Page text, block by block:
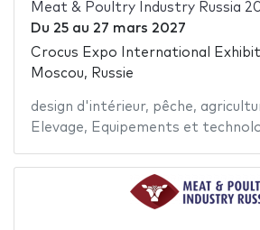
Meat & Poultry Industry Russia
Du 25au 27 mars 2027
Crocus Expo International
Moscou, Russie
design d'intérieur, pêche,
Elevage, Equipements et